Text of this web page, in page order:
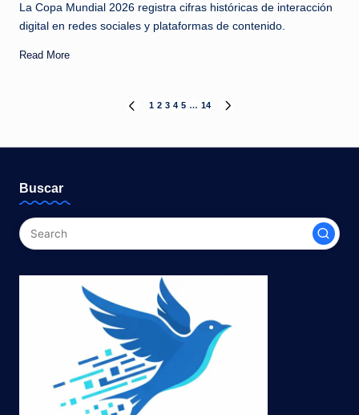
La Copa Mundial 2026 registra cifras históricas de interacción
digital en redes sociales y plataformas de contenido.
Read More
Paginación
de
PREVIOUS
1 2 3 4 5 … 14
Buscar